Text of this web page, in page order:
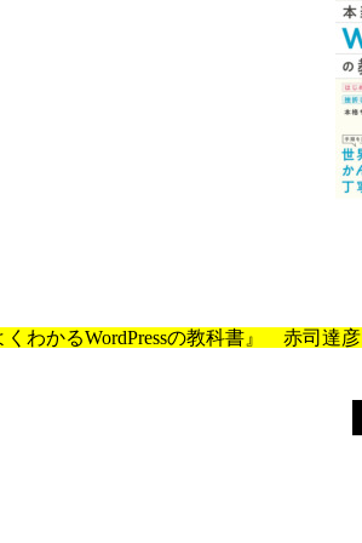
くわかるWordPressの教科書』 赤司達